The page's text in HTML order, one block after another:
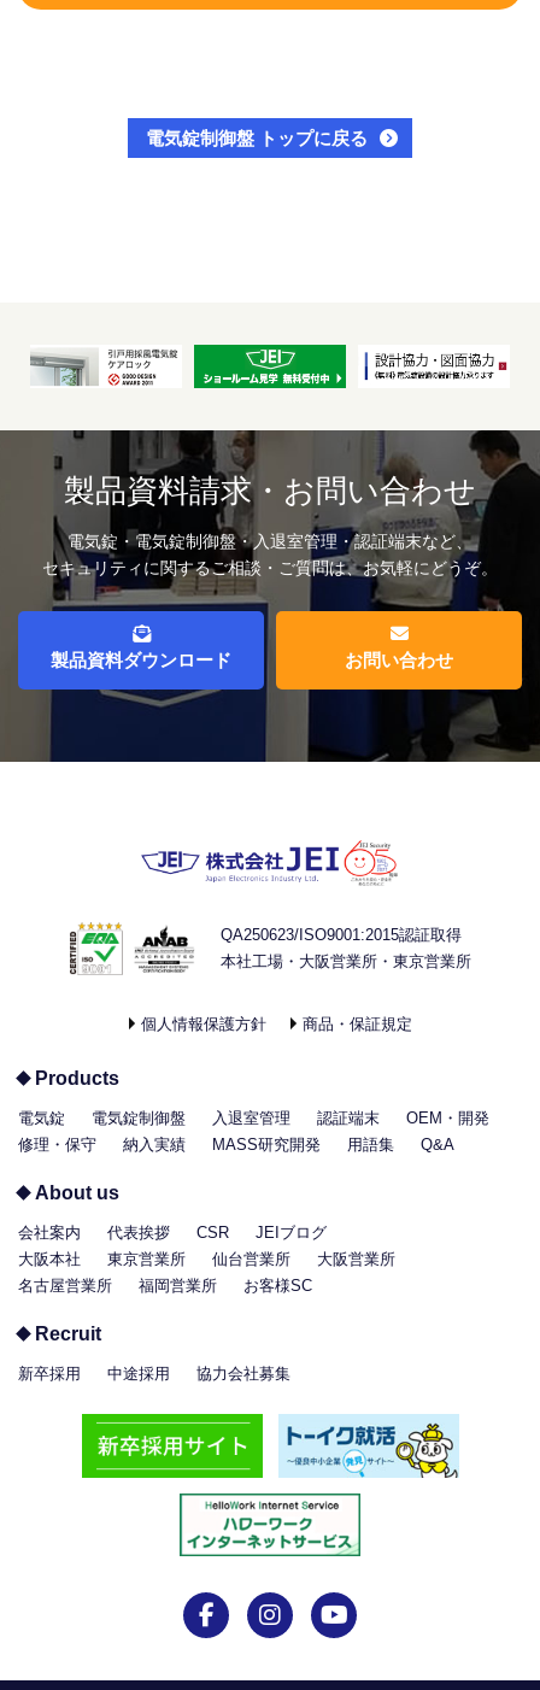
電気錠制御盤 トップに戻る
製品資料請求・お問い合わせ
電気錠・電気錠制御盤・入退室管理・認証端末など、
セキュリティに関するご相談・ご質問は、お気軽にどうぞ。
製品資料ダウンロード お問い合わせ
QA250623/ISO9001:2015認証取得
本社工場・大阪営業所・東京営業所
個人情報保護方針 商品・保証規定
Products
電気錠 電気錠制御盤 入退室管理 認証端末
OEM・開発
修理・保守
納入実績 MASS研究開発 用語集 Q&A
About us
会社案内 代表挨拶 CSR
JEIブログ
大阪本社
東京営業所 仙台営業所
大阪営業所
名古屋営業所
福岡営業所 お客様SC
Recruit
新卒採用 中途採用 協力会社募集